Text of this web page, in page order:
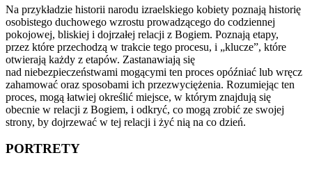
Na przykładzie historii narodu izraelskiego kobiety poznają historię
osobistego duchowego wzrostu prowadzącego do codziennej
pokojowej, bliskiej i dojrzałej relacji z Bogiem. Poznają etapy,
przez które przechodzą w trakcie tego procesu, i „klucze”, które
otwierają każdy z etapów. Zastanawiają się
nad niebezpieczeństwami mogącymi ten proces opóźniać lub wręcz
zahamować oraz sposobami ich przezwyciężenia. Rozumiejąc ten
proces, mogą łatwiej określić miejsce, w którym znajdują się
obecnie w relacji z Bogiem, i odkryć, co mogą zrobić ze swojej
strony, by dojrzewać w tej relacji i żyć nią na co dzień.
PORTRETY